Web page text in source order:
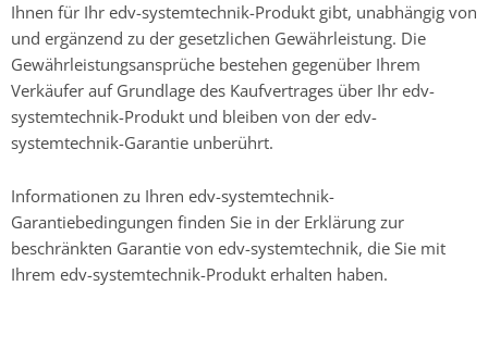
Ihnen für Ihr edv-systemtechnik-Produkt gibt, unabhängig von
und ergänzend zu der gesetzlichen Gewährleistung. Die
Gewährleistungsansprüche bestehen gegenüber Ihrem
Verkäufer auf Grundlage des Kaufvertrages über Ihr edv-
systemtechnik-Produkt und bleiben von der edv-
systemtechnik-Garantie unberührt.
Informationen zu Ihren edv-systemtechnik-
Garantiebedingungen finden Sie in der Erklärung zur
beschränkten Garantie von edv-systemtechnik, die Sie mit
Ihrem edv-systemtechnik-Produkt erhalten haben.